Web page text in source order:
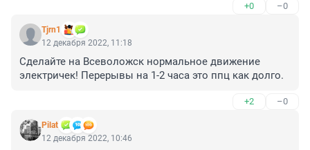
+0 –0
Tjrn1
12 декабря 2022, 11:18
Сделайте на Всеволожск нормальное движение
электричек! Перерывы на 1-2 часа это ппц как долго.
+2 –0
Pilat
12 декабря 2022, 10:46